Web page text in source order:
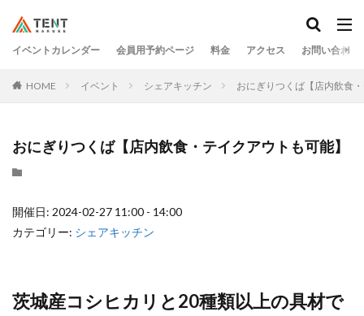
イベントカレンダー 会員用予約ページ 料金 アクセス お問い合わせ
HOME イベント シェアキッチン おにぎりつくば【店内飲食
おにぎりつくば【店内飲食・テイクアウトも可能】
開催日: 2024-02-27 11:00 - 14:00
カテゴリー: シェアキッチン
茨城産コシヒカリと20種類以上の具材で